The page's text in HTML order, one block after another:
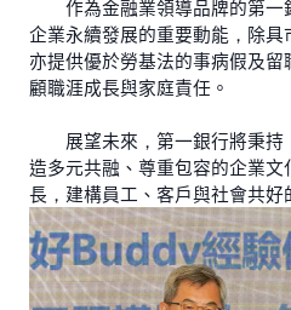
作為金融業領導品牌的第一
企業永續發展的重要動能，除具
亦提供優於勞基法的事病假及
顧職涯成長與家庭責任。
展望未來，第一銀行將秉持
造多元共融、尊重包容的企業
長，建構員工、客戶與社會共好